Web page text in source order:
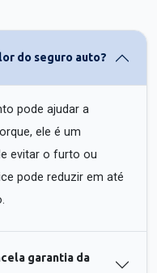
do seguro auto?
pode ajudar a
ele é um
evitar o furto ou
pode reduzir em até
garantia da